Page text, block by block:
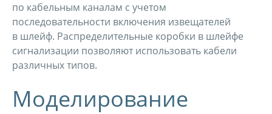
по кабельным каналам с учетом
последовательности включения извещателей
в шлейф. Распределительные коробки в шлейфе
сигнализации позволяют использовать кабели
различных типов.
Моделирование